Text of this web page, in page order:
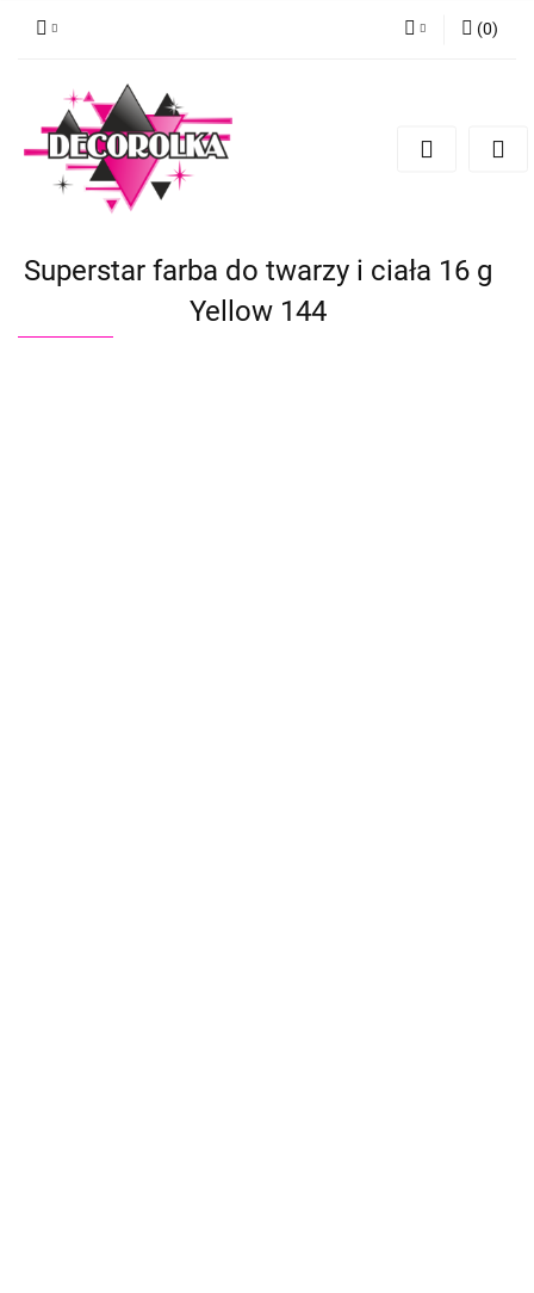
Dodaj zgłoszenie
(0)
Superstar farba do twarzy i ciała 16 g
Yellow 144